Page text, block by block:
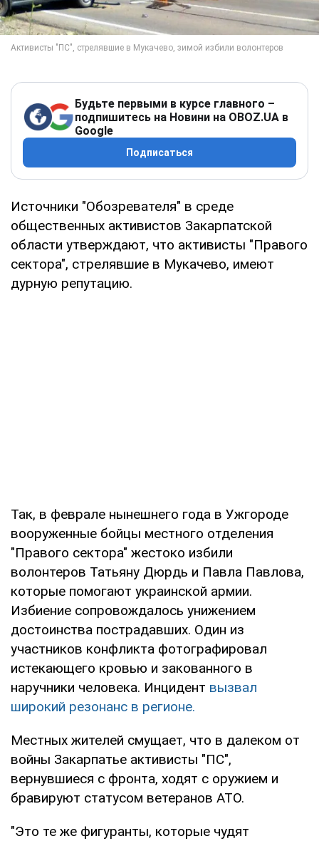
Будьте первыми в курсе главного –
подпишитесь на Новини на OBOZ.UA в
Google
Подписаться
Источники "Обозревателя" в среде
общественных активистов Закарпатской
области утверждают, что активисты "Правого
сектора", стрелявшие в Мукачево, имеют
дурную репутацию.
Так, в феврале нынешнего года в Ужгороде
вооруженные бойцы местного отделения
"Правого сектора" жестоко избили
волонтеров Татьяну Дюрдь и Павла Павлова,
которые помогают украинской армии.
Избиение сопровождалось унижением
достоинства пострадавших. Один из
участников конфликта фотографировал
истекающего кровью и закованного в
наручники человека. Инцидент вызвал
широкий резонанс в регионе.
Местных жителей смущает, что в далеком от
войны Закарпатье активисты "ПС",
вернувшиеся с фронта, ходят с оружием и
бравируют статусом ветеранов АТО.
"Это те же фигуранты, которые чудят